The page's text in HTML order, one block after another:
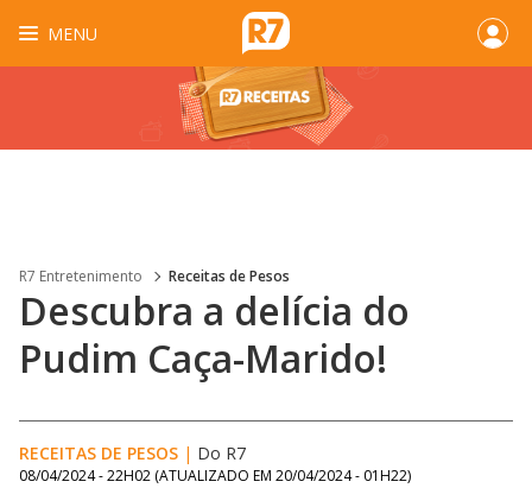
MENU
R7 Entretenimento Receitas de Pesos
Descubra a delícia do
Pudim Caça-Marido!
RECEITAS DE PESOS | Do R7
08/04/2024 - 22H02 (ATUALIZADO EM 20/04/2024 - 01H22)